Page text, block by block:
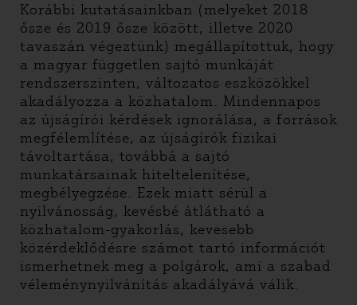
Korábbi kutatásainkban (melyeket 2018
ősze és 2019 ősze között, illetve 2020
tavaszán végeztünk) megállapítottuk, hogy
a magyar független sajtó munkáját
rendszerszinten, változatos eszközökkel
akadályozza a közhatalom. Mindennapos
az újságírói kérdések ignorálása, a források
megfélemlítése, az újságírók fizikai
távoltartása, továbbá a sajtó
munkatársainak hiteltelenítése,
megbélyegzése. Ezek miatt sérül a
nyilvánosság, kevésbé átlátható a
közhatalom-gyakorlás, kevesebb
közérdeklődésre számot tartó információt
ismerhetnek meg a polgárok, ami a szabad
véleménynyilvánítás akadályává válik.